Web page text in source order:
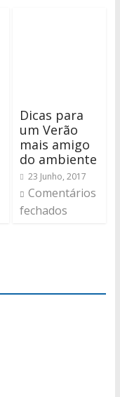
Dicas para
um Verão
mais amigo
do ambiente
23 Junho, 2017
Comentários
fechados